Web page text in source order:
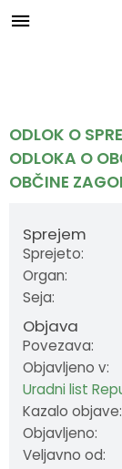
ODLOK O
ODLOKA O
OBČINE
Sprejem
Sprejeto:
Organ:
Seja:
Objava
Povezava:
Objavljeno v:
Uradni list
Kazalo objave:
Objavljeno:
Veljavno od:
Zagorje nekoč
Občinski praznik
Občinski
Grb in zastava
Pobratene
Fotogalerija
Podžupan
Nadzorni odbor
Občinska uprava
Krajevne
Civilna zaščita
Občinska
Seje
Delovna telesa
Razpisi in objave
Proračuni občine
Prostorski akti
Projekti in
Lokalni utrip
Koledar
Društva in
Slovo naših
Predlogi in